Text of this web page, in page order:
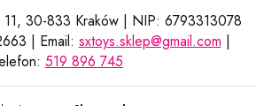
11, 30-833 Kraków | NIP: 6793313078
| Email: sxtoys.sklep@gmail.com |
519 896 745